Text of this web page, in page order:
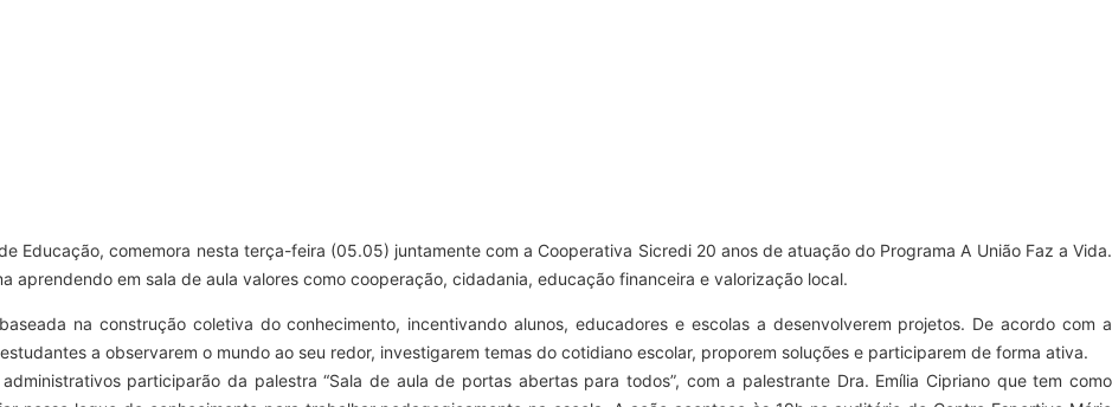
Educação, comemora nesta terça-feira (05.05) juntamente com a Cooperativa Sicredi 20 anos de atuação do Programa A União Faz a Vida.
aprendendo em sala de aula valores como cooperação, cidadania, educação financeira e valorização local.
na construção coletiva do conhecimento, incentivando alunos, educadores e escolas a desenvolverem projetos. De acordo com a
a observarem o mundo ao seu redor, investigarem temas do cotidiano escolar, proporem soluções e participarem de forma ativa.
participarão da palestra “Sala de aula de portas abertas para todos”, com a palestrante Dra. Emília Cipriano que tem como